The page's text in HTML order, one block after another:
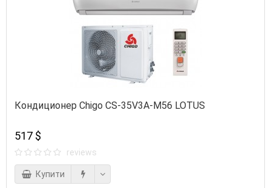
Кондиционер Chigo CS-35V3A-M56 LOTUS
517 $
reviews
Купити